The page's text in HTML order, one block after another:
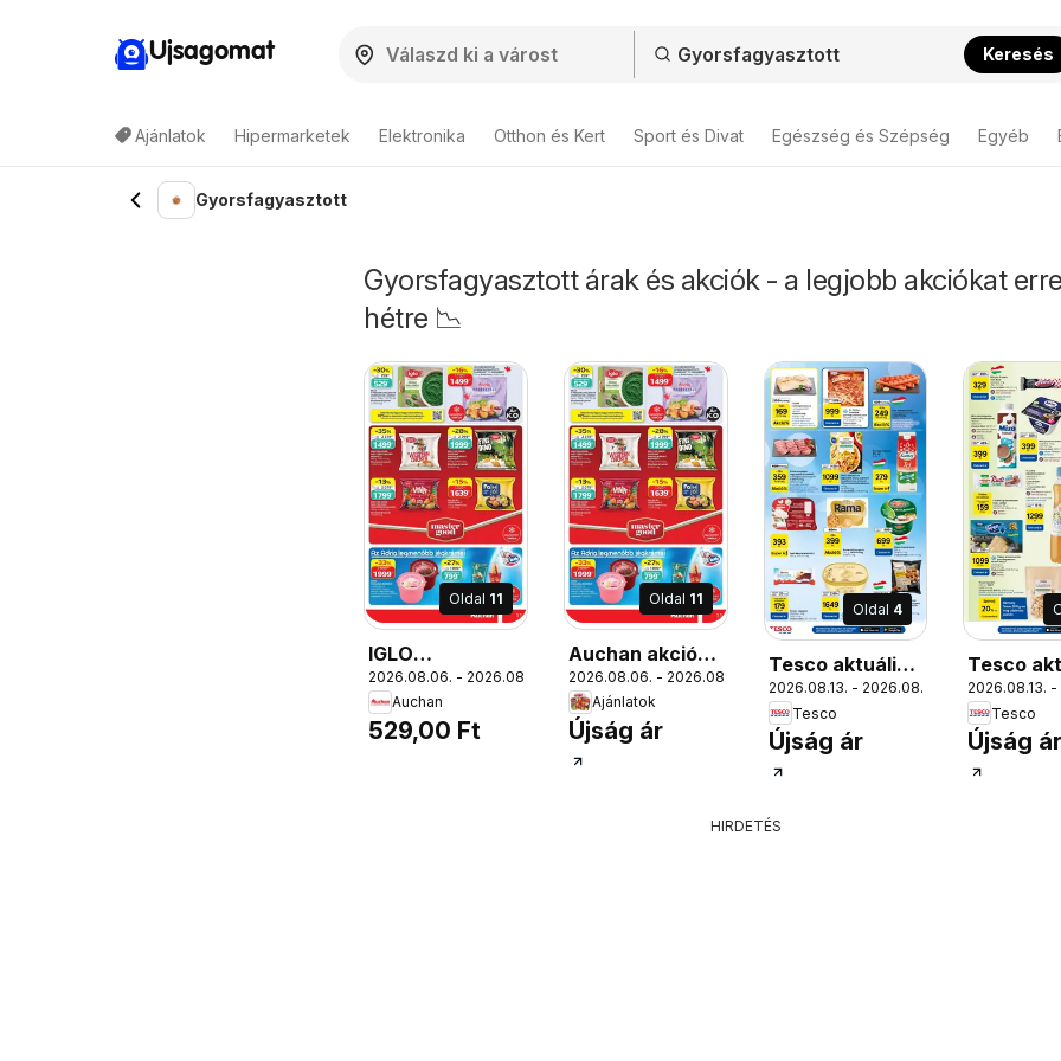
Ujsagomat Keresés
Ajánlatok Hipermarketek Elektronika Otthon és Kert Sport és Divat Egészség és Szépség Egyéb
Gyorsfagyasztott
Gyorsfagyasztott árak és akciók - a legjobb akciókat
hétre 📉
Oldal 11
IGLO
GYORSFAGYASZTOTT
ZSENGE
PARAJKRÉM,
2026.08.06. - 2026.08.12.
Auchan
529,00 Ft
Oldal 11
Auchan akciós
újság Szolnok
2026.08.06. - 2026.08.12.
Ajánlatok
Újság ár
Oldal 4
Tesco aktuális
akciós újság
2026.08.13. - 2026.08.19.
Tesco
Újság ár
Tesco
akciós
2026.08.13. -
Tesco
Újság ár
HIRDETÉS